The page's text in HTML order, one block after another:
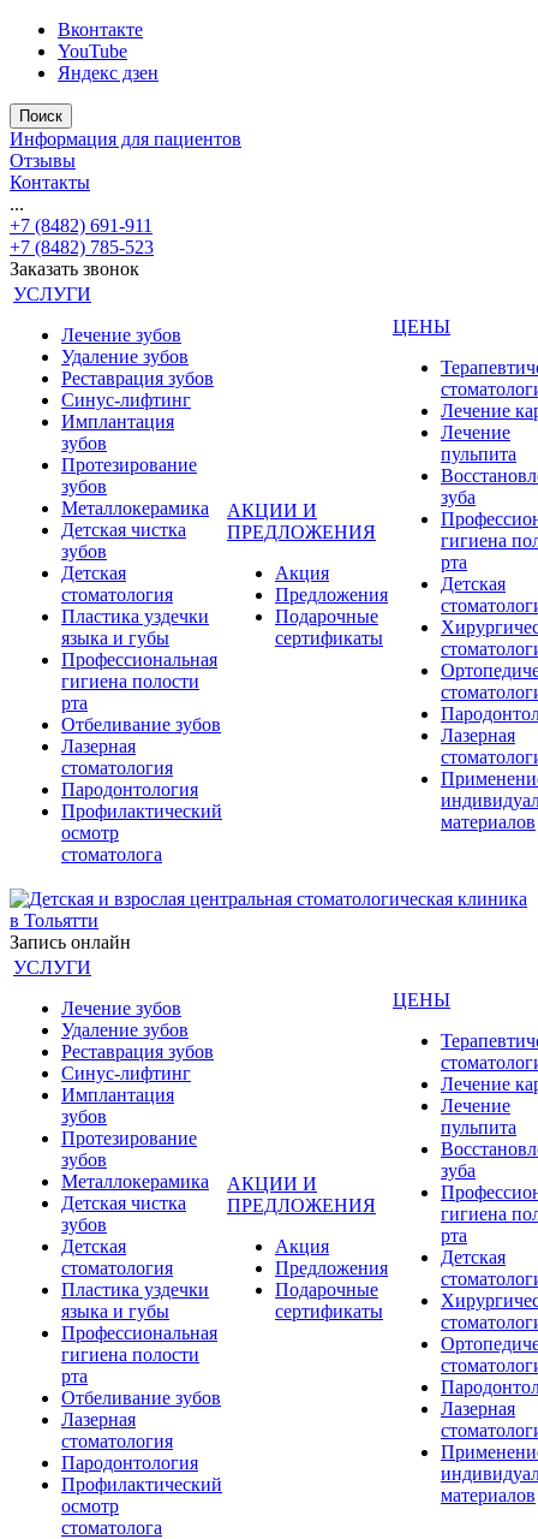
Вконтакте
YouTube
Яндекс дзен
Поиск
Информация для пациентов
Отзывы
Контакты
...
+7 (8482) 691-911
+7 (8482) 785-523
Заказать звонок
УСЛУГИ
Лечение зубов
Удаление зубов
Реставрация зубов
Синус-лифтинг
Имплантация
зубов
Протезирование
зубов
Металлокерамика
Детская чистка
зубов
Детская
стоматология
Пластика уздечки
языка и губы
Профессиональная
гигиена полости
рта
Отбеливание зубов
Лазерная
стоматология
Пародонтология
Профилактический
осмотр
стоматолога
АКЦИИ И
ПРЕДЛОЖЕНИЯ
Акция
Предложения
Подарочные
сертификаты
ЦЕНЫ
Лечение
Лечение
пульпита
зуба
гигиена
рта
Детская
Лазерная
материалов
Запись онлайн
УСЛУГИ
Лечение зубов
Удаление зубов
Реставрация зубов
Синус-лифтинг
Имплантация
зубов
Протезирование
зубов
Металлокерамика
Детская чистка
зубов
Детская
стоматология
Пластика уздечки
языка и губы
Профессиональная
гигиена полости
рта
Отбеливание зубов
Лазерная
стоматология
Пародонтология
Профилактический
осмотр
стоматолога
АКЦИИ И
ПРЕДЛОЖЕНИЯ
Акция
Предложения
Подарочные
сертификаты
ЦЕНЫ
Лечение
Лечение
пульпита
зуба
гигиена
рта
Детская
Лазерная
материалов